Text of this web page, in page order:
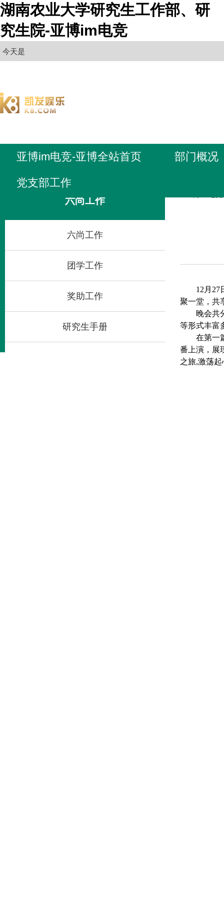
湖南农业大学研究生工作部、研
究生院-亚博im电竞
今天是
亚博im电竞-亚博全站首页 部门概况
党支部工作
六尚工作
六尚工作
团学工作
奖助工作
研究生手册
12月27
聚一堂，共
晚会共
等形式丰富
在第一
番上演，展
之旅,激荡